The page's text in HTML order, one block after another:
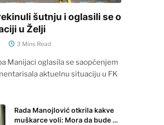
šutnju i oglasili se o
u Želji
3 Mins Read
Manijaci oglasila se saopćenjem
aktuelnu situaciju u FK
Rada Manojlović otkrila kakve
muškarce voli: Mora da bude …